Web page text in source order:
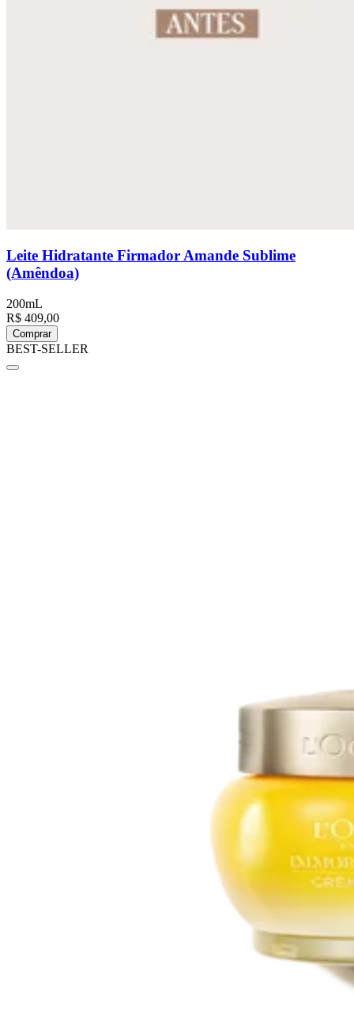
Leite Hidratante Firmador Amande Sublime
(Amêndoa)
200mL
R$ 409,00
Comprar
BEST-SELLER